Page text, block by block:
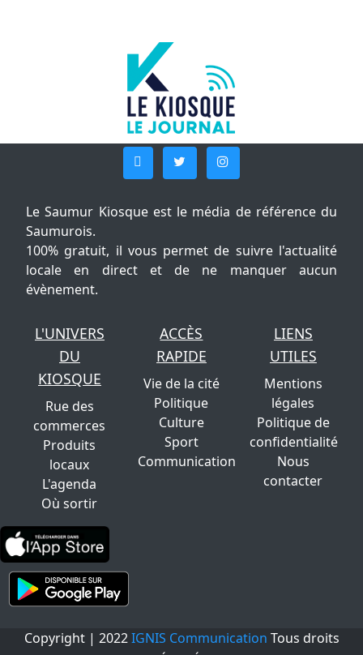
Le Saumur Kiosque est le média de référence du
Saumurois.
100% gratuit, il vous permet de suivre l'actualité
locale en direct et de ne manquer aucun
évènement.
L'UNIVERS
DU
KIOSQUE
Rue des
commerces
Produits
locaux
L'agenda
Où sortir
ACCÈS
RAPIDE
Vie de la cité
Politique
Culture
Sport
Communication
LIENS
UTILES
Mentions
légales
Politique de
confidentialité
Nous
contacter
Copyright | 2022IGNIS Communication Tous droits